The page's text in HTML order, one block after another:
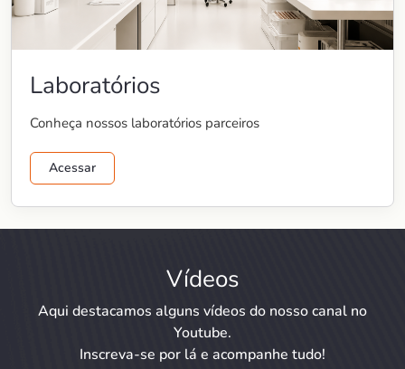
Laboratórios
Conheça nossos laboratórios parceiros
Acessar
Vídeos
Aqui destacamos alguns vídeos do nosso canal no
Youtube.
Inscreva-se por lá e acompanhe tudo!